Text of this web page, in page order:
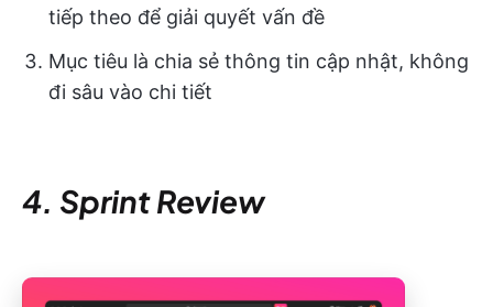
tiếp theo để giải quyết vấn đề
Mục tiêu là chia sẻ thông tin cập nhật, không
đi sâu vào chi tiết
4. Sprint Review